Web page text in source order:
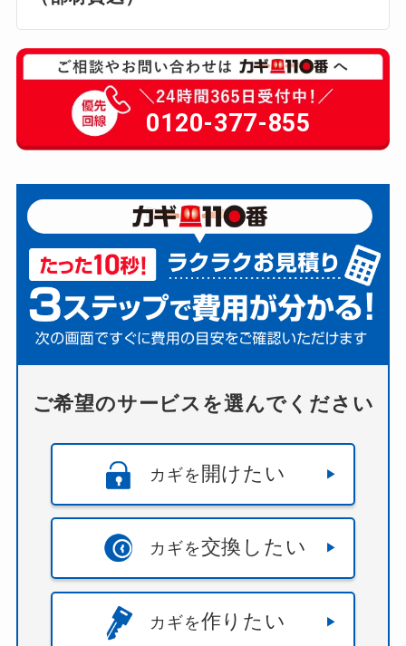
0120-377-855
ご希望のサービスを選んでください
カギを 開けたい
カギを交換したい
カギを作りたい